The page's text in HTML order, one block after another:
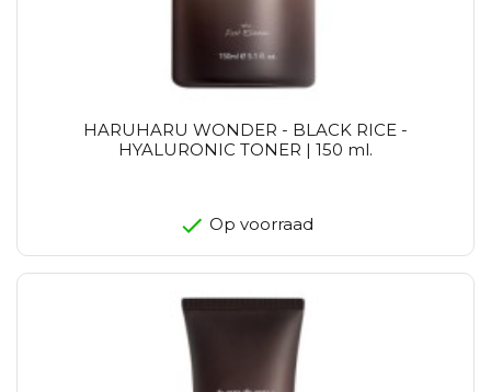
HARUHARU WONDER - BLACK RICE -
HYALURONIC TONER | 150 ml.
Op voorraad